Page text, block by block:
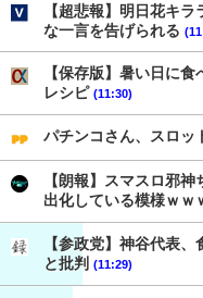
【超悲報】明日花キ
な一言を告げられる
【保存版】暑い日に
レシピ (11:30)
パチンコさん、スロッ
【朗報】スマスロ邪
出化している模様ｗｗ
【参政党】神谷代表
と批判 (11:29)